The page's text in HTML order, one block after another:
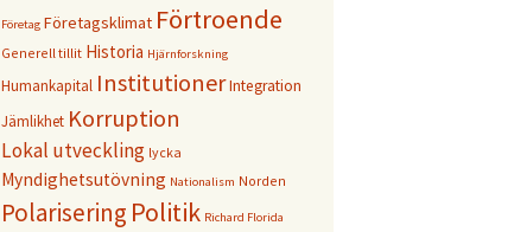
Företag Företagsklimat Förtroende
Generell tillit Historia Hjärnforskning
Humankapital InstitutionerIntegration
Jämlikhet Korruption
Lokal utveckling lycka
Myndighetsutövning Nationalism Norden
Polarisering Politik Richard Florida